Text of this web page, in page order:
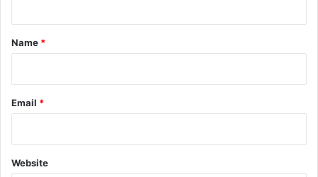
*
Name *
Email *
Website